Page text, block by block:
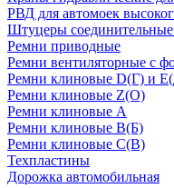
РВД для автомоек
Штуцеры
Ремни приводные
Ремни вентиляторные с
Ремни клиновые D(Г) и
Ремни клиновые Z(О)
Ремни клиновые А
Ремни клиновые В(Б)
Ремни клиновые С(В)
Техпластины
Дорожка автомобильная